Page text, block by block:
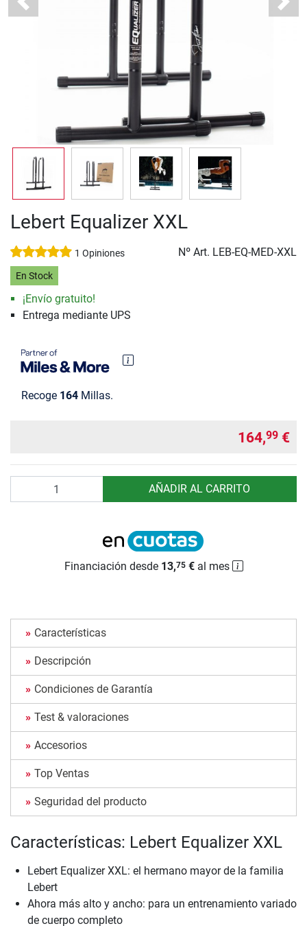
Previous Next
Lebert Equalizer XXL
1 Opiniones Nº Art. LEB-EQ-MED-XXL
En Stock
¡Envío gratuito!
Entrega mediante UPS
Recoge 164 Millas.
164,99 €
AÑADIR AL CARRITO
Financiación desde 13,75€al mes
Características
Descripción
Condiciones de Garantía
Test & valoraciones
Accesorios
Top Ventas
Seguridad del producto
Características: Lebert Equalizer XXL
Lebert Equalizer XXL: el hermano mayor de la familia
Lebert
Ahora más alto y ancho: para un entrenamiento variado
de cuerpo completo